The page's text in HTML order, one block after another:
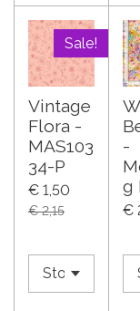
Sale!
Vintage
Flora -
MAS103
34-P
€ 1,50
€ 2,15
-
g
€